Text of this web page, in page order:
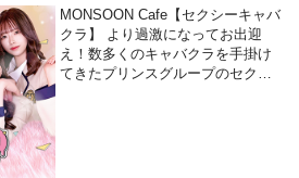
MONSOON Cafe【セクシーキャバ
クラ】 より過激になってお出迎
え！数多くのキャバクラを手掛け
てきたプリンスグループのセク…